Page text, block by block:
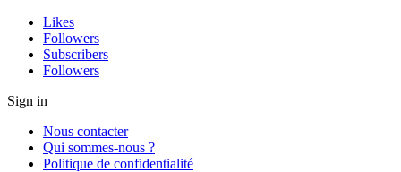
Likes
Followers
Subscribers
Followers
Sign in
Nous contacter
Qui sommes-nous ?
Politique de confidentialité